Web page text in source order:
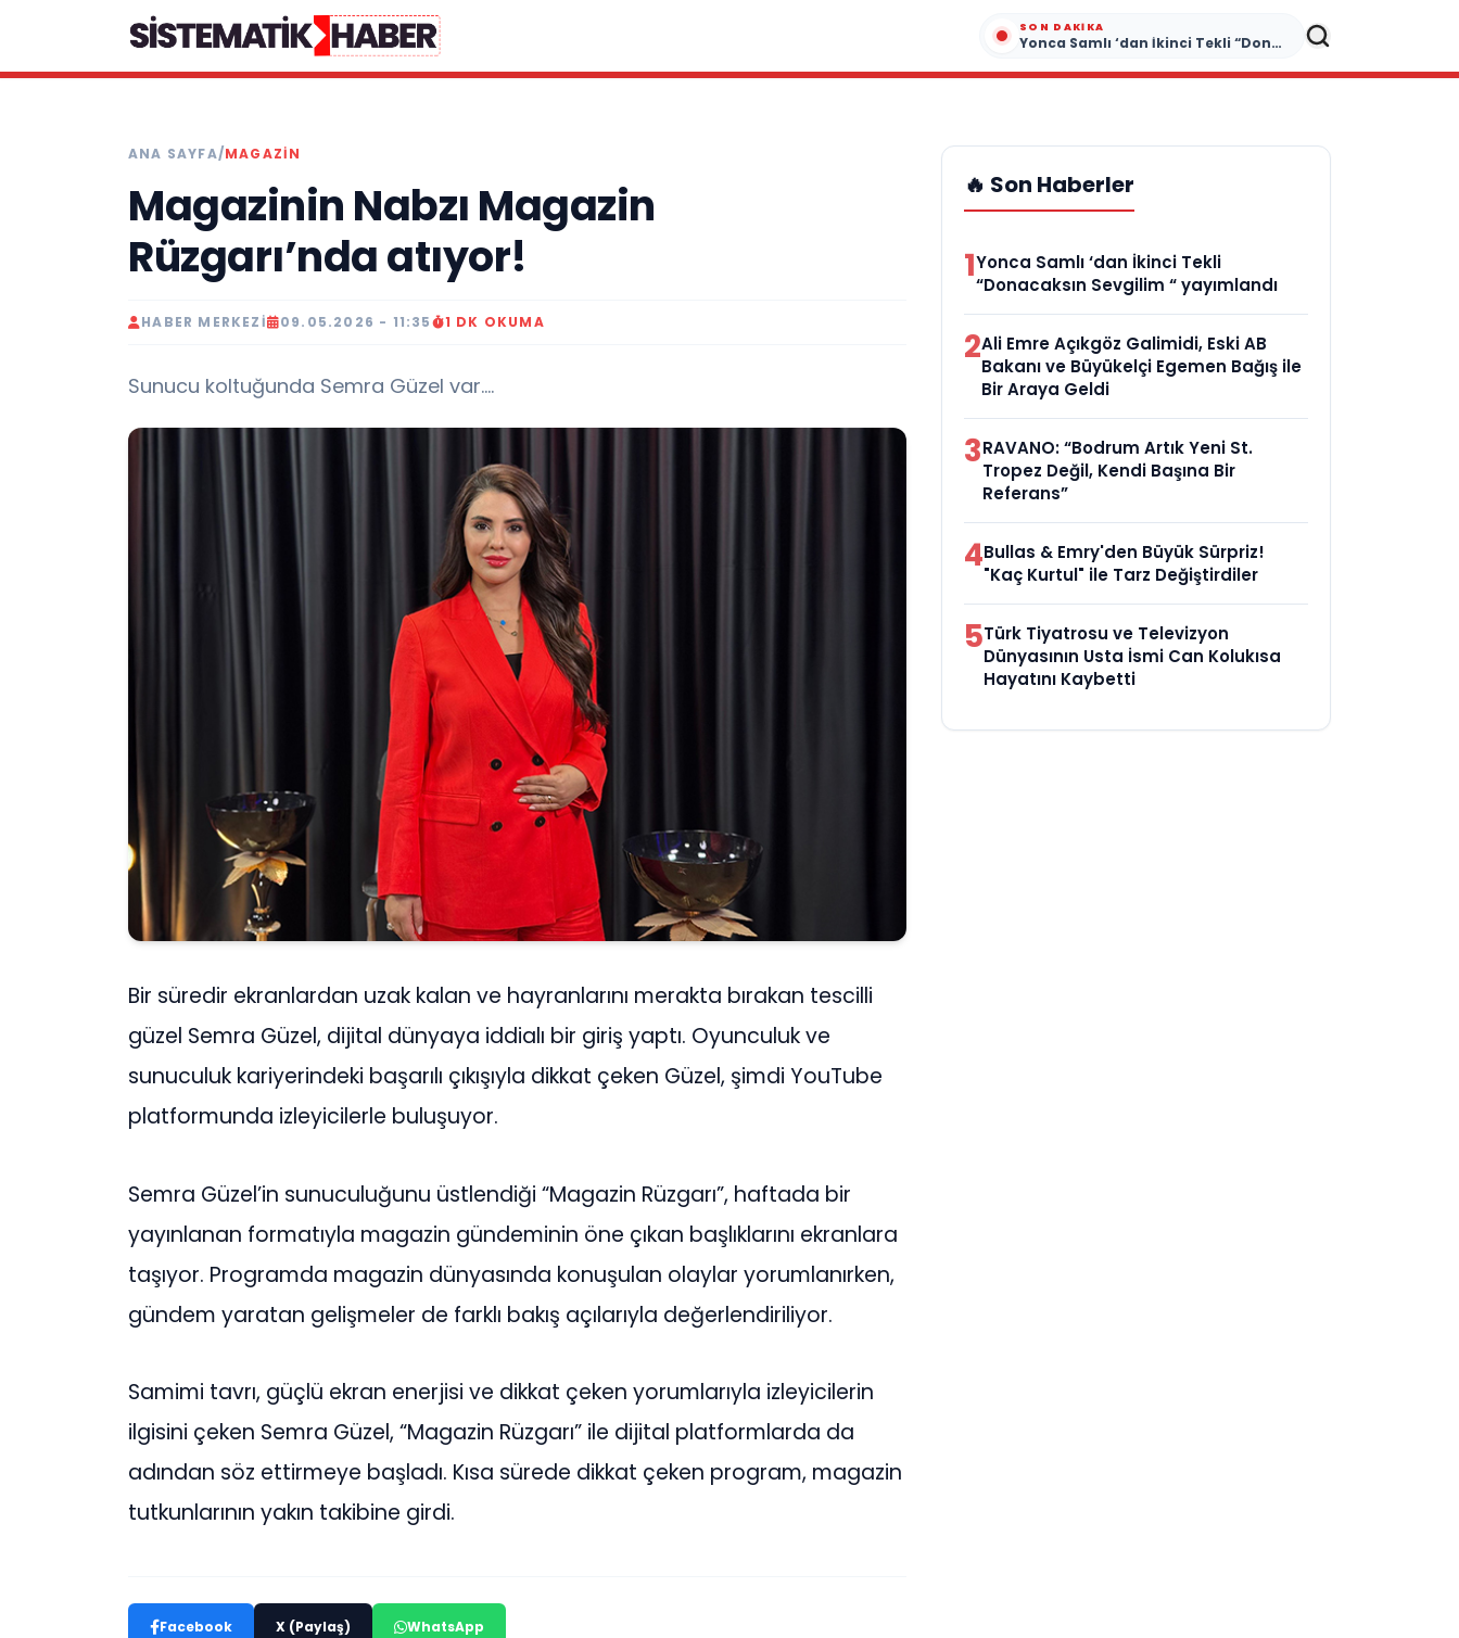
SON DAKIKA
Yonca Samlı ‘dan İkinci Tekli “Donacaksın Sevgilim “ yayımlandı
ANA SAYFA/MAGAZİN
Magazinin Nabzı Magazin
Rüzgarı’nda atıyor!
HABER MERKEZI 09.05.2026 - 11:35 1 DK OKUMA
Sunucu koltuğunda Semra Güzel var....
Bir süredir ekranlardan uzak kalan ve hayranlarını merakta bırakan tescilli
güzel Semra Güzel, dijital dünyaya iddialı bir giriş yaptı. Oyunculuk ve
sunuculuk kariyerindeki başarılı çıkışıyla dikkat çeken Güzel, şimdi YouTube
platformunda izleyicilerle buluşuyor.
Semra Güzel’in sunuculuğunu üstlendiği “Magazin Rüzgarı”, haftada bir
yayınlanan formatıyla magazin gündeminin öne çıkan başlıklarını ekranlara
taşıyor. Programda magazin dünyasında konuşulan olaylar yorumlanırken,
gündem yaratan gelişmeler de farklı bakış açılarıyla değerlendiriliyor.
Samimi tavrı, güçlü ekran enerjisi ve dikkat çeken yorumlarıyla izleyicilerin
ilgisini çeken Semra Güzel, “Magazin Rüzgarı” ile dijital platformlarda da
adından söz ettirmeye başladı. Kısa sürede dikkat çeken program, magazin
tutkunlarının yakın takibine girdi.
Facebook X (Paylaş) WhatsApp
🔥 Son Haberler
1Yonca Samlı ‘dan İkinci Tekli
“Donacaksın Sevgilim “ yayımlandı
2Ali Emre Açıkgöz Galimidi, Eski AB
Bakanı ve Büyükelçi Egemen Bağış ile
Bir Araya Geldi
3RAVANO: “Bodrum Artık Yeni St.
Tropez Değil, Kendi Başına Bir
Referans”
4Bullas & Emry'den Büyük Sürpriz!
"Kaç Kurtul" ile Tarz Değiştirdiler
5Türk Tiyatrosu ve Televizyon
Dünyasının Usta İsmi Can Kolukısa
Hayatını Kaybetti